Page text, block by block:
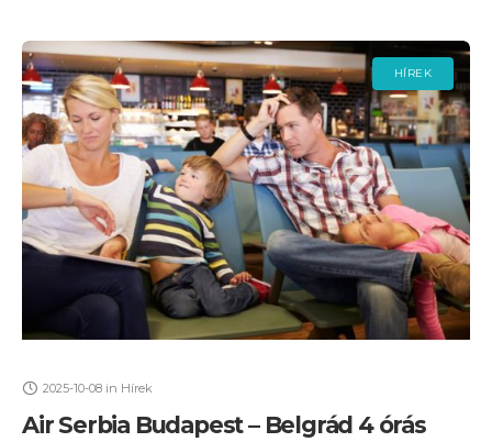
HÍREK
2025-10-08 in Hírek
Air Serbia Budapest – Belgrád 4 órás